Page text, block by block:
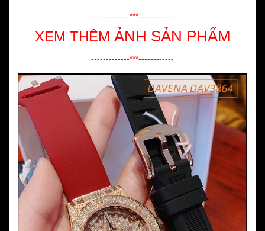
-------------***------------
XEM THÊM ẢNH SẢN PHẨM
-------------***------------